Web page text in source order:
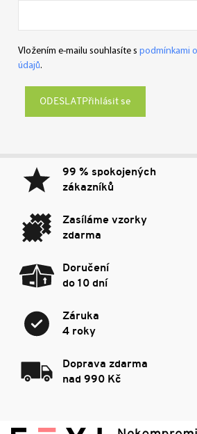
Vložením e-mailu souhlasíte s podmínkami
údajů.
Přihlásit se
99 % spokojených
zákazníků
Zasíláme vzorky
zdarma
Doručení
do 10 dní
Záruka
4 roky
Doprava zdarma
nad 990 Kč